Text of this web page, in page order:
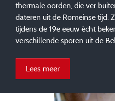
thermale oorden, die ver
dateren uit de Romeinse tijd.
tijdens de 19e eeuw écht
verschillende sporen uit de
Lees meer